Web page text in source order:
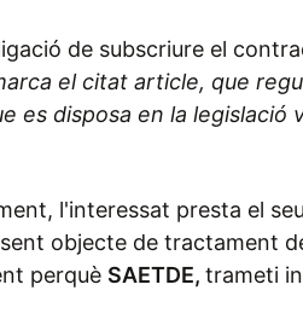
de subscriure el
el citat article, que
es disposa en la legislació
l'interessat presta el seu
objecte de tractament
perquè SAETDE, trameti